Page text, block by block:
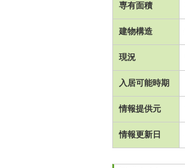
専有面積
建物構造
現況
入居可能時期
情報提供元
情報更新日